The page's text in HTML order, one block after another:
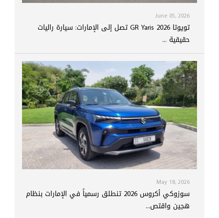
June 05, 2026
تويوتا GR Yaris 2026 تصل إلى الإمارات: سيارة راليات
حقيقية ...
May 18, 2026
سوزوكي أكروس 2026 تنطلق رسمياً في الإمارات بنظام
هجين واقتص...